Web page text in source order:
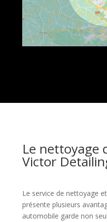
Le nettoyage
Victor
Le service de nettoyage
présente plusieurs
automobile garde non